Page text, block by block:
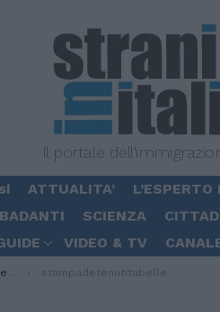
Il portale
ATTUALITA’ L’ESPERTO
SCIENZA
VIDEO & TV
stampadetenutitabelle